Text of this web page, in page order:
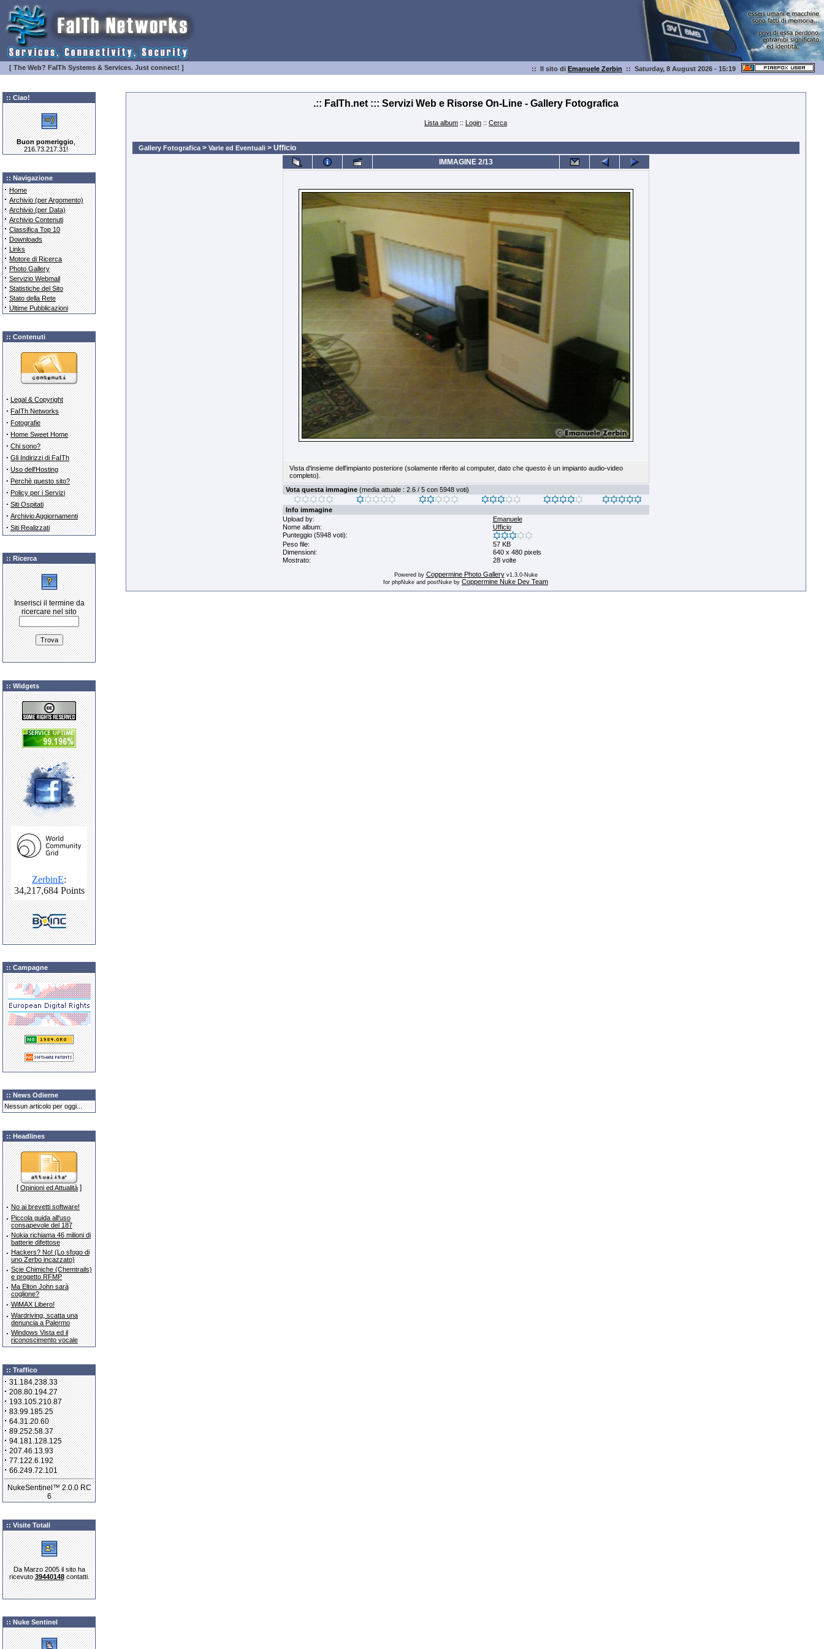
[ The Web? FaITh Systems & Services. Just connect! ] :: Il sito di Emanuele Zerbin :: Saturday, 8 August 2026 - 15:19
:: Ciao!
Buon pomeriggio,
216.73.217.31!
:: Navigazione
· Home
· Archivio (per Argomento)
· Archivio (per Data)
· Archivio Contenuti
· Classifica Top 10
· Downloads
· Links
· Motore di Ricerca
· Photo Gallery
· Servizio Webmail
· Statistiche del Sito
· Stato della Rete
· Ultime Pubblicazioni
:: Contenuti
· Legal & Copyright
· FaITh Networks
· Fotografie
· Home Sweet Home
· Chi sono?
· Gli Indirizzi di FaITh
· Uso dell'Hosting
· Perchè questo sito?
· Policy per i Servizi
· Siti Ospitati
· Archivio Aggiornamenti
· Siti Realizzati
:: Ricerca
Inserisci il termine da
ricercare nel sito
:: Widgets
:: Campagne
:: News Odierne
Nessun articolo per oggi...
:: Headlines
[Opinioni ed Attualità]
· No ai brevetti software!
· Piccola guida all'uso
consapevole del 187
· Nokia richiama 46 milioni di
batterie difettose
· Hackers? No! (Lo sfogo di
uno Zerbo incazzato)
· Scie Chimiche (Chemtrails)
e progetto RFMP
· Ma Elton John sarà
coglione?
· WiMAX Libero!
· Wardriving, scatta una
denuncia a Palermo
· Windows Vista ed il
riconoscimento vocale
:: Traffico
·31.184.238.33
·208.80.194.27
·193.105.210.87
·83.99.185.25
·64.31.20.60
·89.252.58.37
·94.181.128.125
·207.46.13.93
·77.122.6.192
·66.249.72.101
NukeSentinel™ 2.0.0 RC
6
:: Visite Totali
Da Marzo 2005 il sito ha
ricevuto39440148contatti.
:: Nuke Sentinel
.:: FaITh.net ::: Servizi Web e Risorse On-Line - Gallery Fotografica
Lista album :: Login :: Cerca
Gallery Fotografica> Varie ed Eventuali> Ufficio
IMMAGINE 2/13
Vista d'insieme dell'impianto posteriore (solamente riferito al computer, dato che questo è un impianto audio-video
completo).
Vota questa immagine(media attuale : 2.6 / 5 con 5948 voti)
Info immagine
Upload by:
Emanuele
Nome album:
Ufficio
Punteggio (5948 voti):
Peso file:
57 KB
Dimensioni:
640 x 480 pixels
Mostrato:
28 volte
Powered by Coppermine Photo Galleryv1.3.0-Nuke
for phpNuke and postNuke by Coppermine Nuke Dev Team